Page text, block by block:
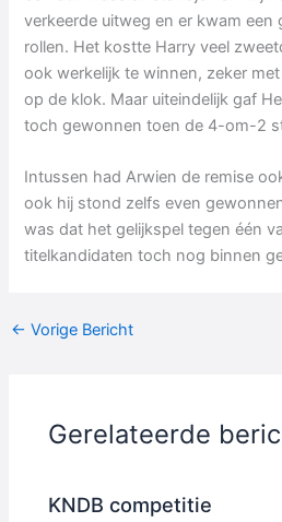
verkeerde uitweg en er kwam
rollen. Het kostte Harry veel
ook werkelijk te winnen, zeker
op de klok. Maar uiteindelijk gaf
toch gewonnen toen de 4-om-2
Intussen had Arwien de remise
ook hij stond zelfs even
was dat het gelijkspel tegen één
titelkandidaten toch nog binnen
← Vorige Bericht
Gerelateerde
KNDB competitie